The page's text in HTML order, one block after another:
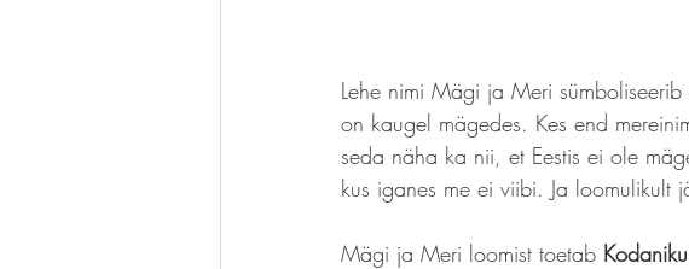
Lehe nimi Mägi ja Meri
on kaugel mägedes. Kes end
seda näha ka nii, et Eestis ei ole
kus iganes me ei viibi. Ja loomulikult
Mägi ja Meri loomist toetab